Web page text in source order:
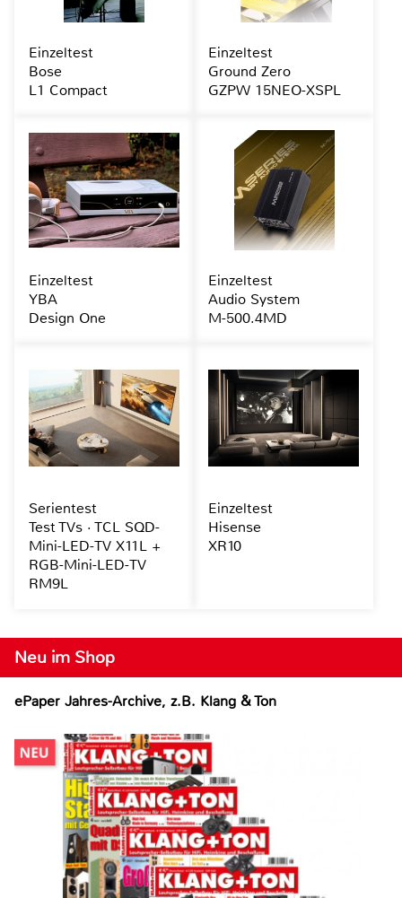
Neu im Shop
ePaper Jahres-Archive, z.B. Klang & Ton
Einzeltest
Bose
L1 Compact
Einzeltest
Ground Zero
GZPW 15NEO-XSPL
Einzeltest
YBA
Design One
Einzeltest
Audio System
M-500.4MD
Serientest
Test TVs · TCL SQD-
Mini-LED-TV X11L +
RGB-Mini-LED-TV
RM9L
Einzeltest
Hisense
XR10